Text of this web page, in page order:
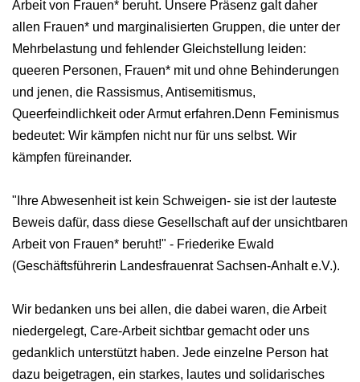
Arbeit von Frauen* beruht. Unsere Präsenz galt daher
allen Frauen* und marginalisierten Gruppen, die unter der
Mehrbelastung und fehlender Gleichstellung leiden:
queeren Personen, Frauen* mit und ohne Behinderungen
und jenen, die Rassismus, Antisemitismus,
Queerfeindlichkeit oder Armut erfahren.Denn Feminismus
bedeutet: Wir kämpfen nicht nur für uns selbst. Wir
kämpfen füreinander.
"Ihre Abwesenheit ist kein Schweigen- sie ist der lauteste
Beweis dafür, dass diese Gesellschaft auf der unsichtbaren
Arbeit von Frauen* beruht!" - Friederike Ewald
(Geschäftsführerin Landesfrauenrat Sachsen-Anhalt e.V.).
Wir bedanken uns bei allen, die dabei waren, die Arbeit
niedergelegt, Care‑Arbeit sichtbar gemacht oder uns
gedanklich unterstützt haben. Jede einzelne Person hat
dazu beigetragen, ein starkes, lautes und solidarisches